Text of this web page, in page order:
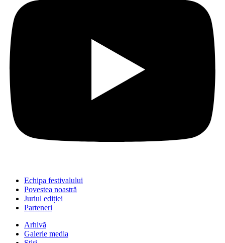
Echipa festivalului
Povestea noastră
Juriul ediției
Parteneri
Arhivă
Galerie media